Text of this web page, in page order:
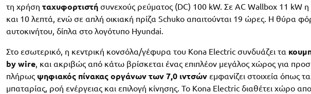
τη χρήση ταχυφορτιστή συνεχούς ρεύματος (DC) 100 kW. Σε AC Wallbox 11 kW
και 10 λεπτά, ενώ σε απλή οικιακή πρίζα Schuko απαιτούνται 19 ώρες. Η θύρα
αυτοκινήτου, δίπλα στο λογότυπο Hyundai.
Στο εσωτερικό, η κεντρική κονσόλα/γέφυρα του Kona Electric συνδυάζει τα
by wire, και ακριβώς από κάτω βρίσκεται ένας επιπλέον μεγάλος χώρος για
πλήρως ψηφιακός πίνακας οργάνων των 7,0 ιντσών εμφανίζει στοιχεία όπως
μπαταρίας, ροή ενέργειας και επιλογή κίνησης. Το Kona Electric διαθέτει χώρο